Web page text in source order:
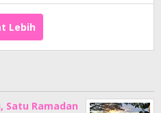
Junaedi
Sholat
Lebih
Satu Ramadan